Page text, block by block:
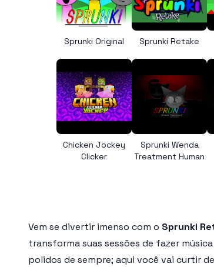
Sprunki Original Sprunki Retake
Chicken Jockey
Clicker
Sprunki Wenda
Treatment Human
Vem se divertir imenso com o Sprunki
transforma suas sessões de fazer
polidos de sempre; aqui você vai curtir